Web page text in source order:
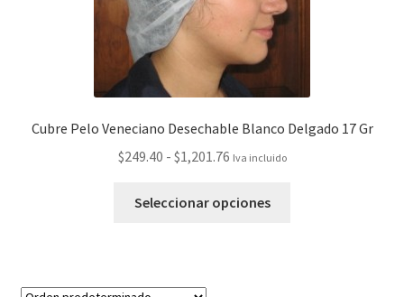
Cubre Pelo Veneciano Desechable Blanco Delgado 17 Gr
$249.40 - $1,201.76 Iva incluido
Seleccionar opciones